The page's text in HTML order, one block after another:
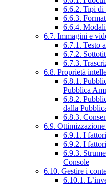
6.6.2. Tipi di
6.6.3.
6.6.4.
6.7. Immagini e
6.7.1. Testo
6.7.2.
6.7.3.
6.8. Proprietà
6.8.1.
Pubblica
6.8.2.
dalla
6.8.3.
6.9.
6.9.1. I fattori
6.9.2. I fattori
6.9.3.
Console
6.10. Gestire i
6.10.1.